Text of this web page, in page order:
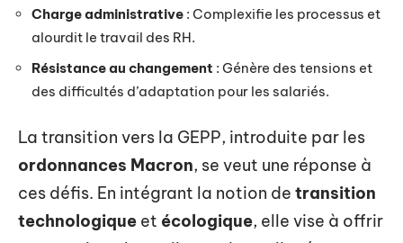
Charge administrative : Complexifie les processus et
alourdit le travail des RH.
Résistance au changement : Génère des tensions et
des difficultés d’adaptation pour les salariés.
La transition vers la GEPP, introduite par les
ordonnances Macron, se veut une réponse à
ces défis. En intégrant la notion de transition
technologique et écologique, elle vise à offrir